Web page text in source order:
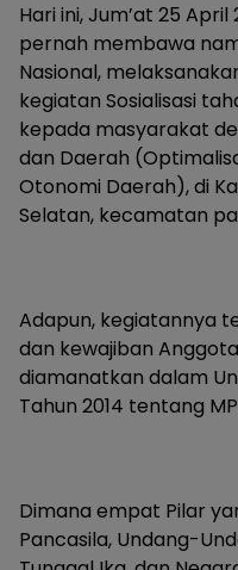
Hari ini, Jum’at 25
pernah membawa
Nasional,
kegiatan Sosialisasi
kepada masyarakat
dan Daerah
Otonomi Daerah), di
Selatan, kecamatan
Adapun, kegiatannya
dan kewajiban
diamanatkan dalam
Tahun 2014 tentang
Dimana empat Pilar
Pancasila, Undang-